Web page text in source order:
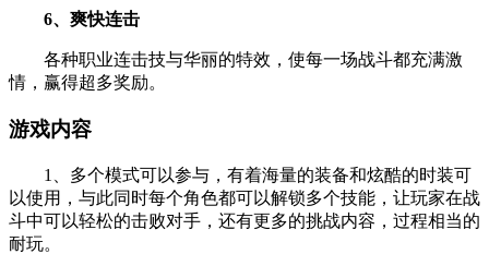
6、爽快连击
各种职业连击技与华丽的特效，使每一场战斗都充满激
情，赢得超多奖励。
游戏内容
1、多个模式可以参与，有着海量的装备和炫酷的时装可
以使用，与此同时每个角色都可以解锁多个技能，让玩家在战
斗中可以轻松的击败对手，还有更多的挑战内容，过程相当的
耐玩。